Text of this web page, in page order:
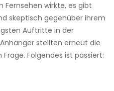
Fernsehen wirkte, es gibt
skeptisch gegenüber ihrem
Auftritte in der
stellten erneut die
Frage. Folgendes ist passiert: